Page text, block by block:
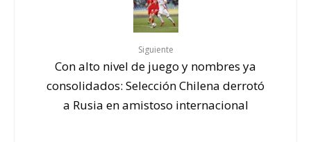
Siguiente
Con alto nivel de juego y nombres ya
consolidados: Selección Chilena derrotó
a Rusia en amistoso internacional